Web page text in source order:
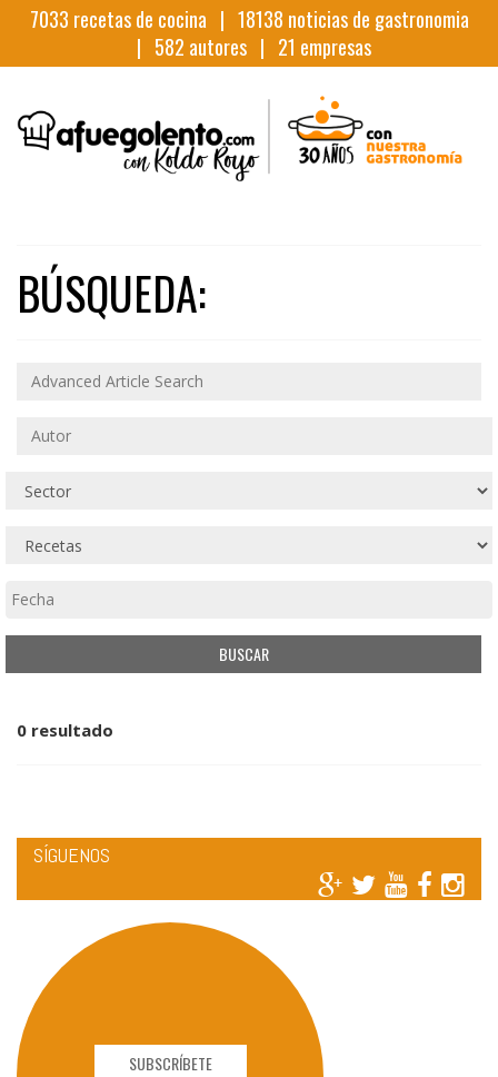
7033 recetas de cocina | 18138 noticias de gastronomia
| 582 autores | 21 empresas
BÚSQUEDA:
0 resultado
SÍGUENOS
SUBSCRÍBETE